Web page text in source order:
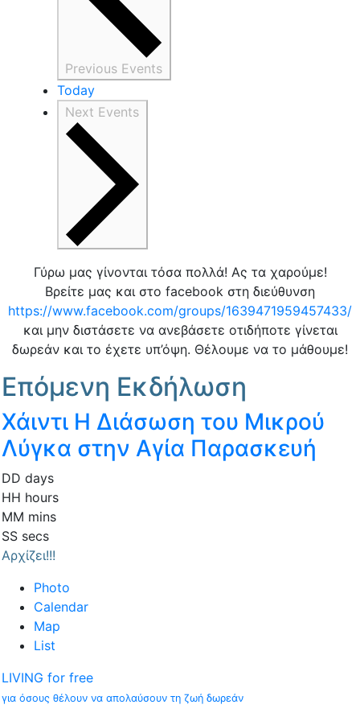
Previous Events
Today
Next Events
Γύρω μας γίνονται τόσα πολλά! Ας τα χαρούμε!
Βρείτε μας και στο facebook στη διεύθυνση
https://www.facebook.com/groups/1639471959457433/
και μην διστάσετε να ανεβάσετε οτιδήποτε γίνεται
δωρεάν και το έχετε υπ’όψη. Θέλουμε να το μάθουμε!
Επόμενη Εκδήλωση
Χάιντι Η Διάσωση του Μικρού
Λύγκα στην Αγία Παρασκευή
DD days
HH hours
MM mins
SS secs
Αρχίζει!!!
Photo
Calendar
Map
List
LIVING for free
για όσους θέλουν να απολαύσουν τη ζωή δωρεάν